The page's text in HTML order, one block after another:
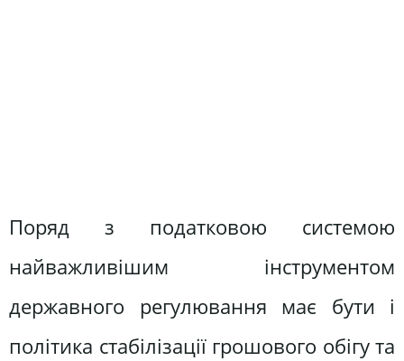
Поряд з податковою системою
найважливішим інструментом
державного регулювання має бути і
політика стабілізації грошового обігу та